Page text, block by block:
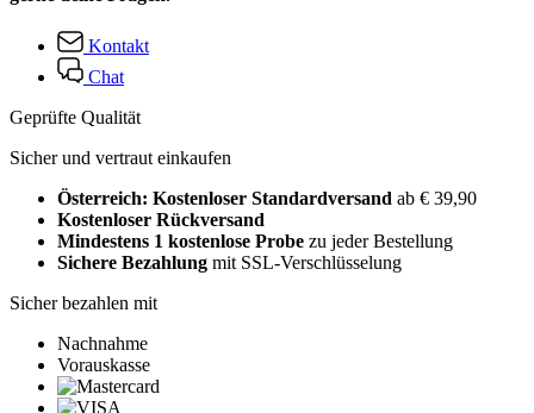
Kontakt
Chat
Geprüfte Qualität
Sicher und vertraut einkaufen
Österreich: Kostenloser Standardversand ab € 39,90
Kostenloser Rückversand
Mindestens 1 kostenlose Probe zu jeder Bestellung
Sichere Bezahlung mit SSL-Verschlüsselung
Sicher bezahlen mit
Nachnahme
Vorauskasse